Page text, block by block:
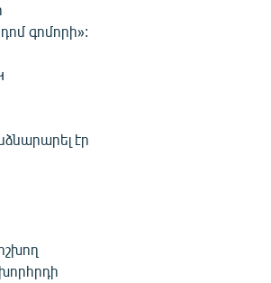
գոմորի»:
էր